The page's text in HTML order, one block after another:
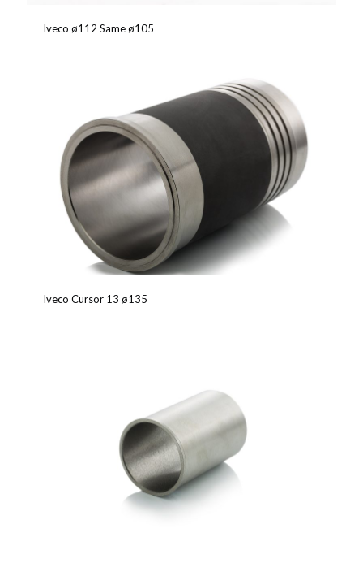
Iveco ø112 Same ø105
Iveco Cursor 13 ø135